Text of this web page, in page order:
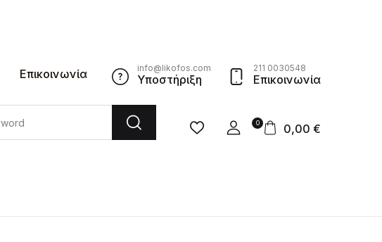
Επικοινωνία info@likofos.com
Υποστήριξη
211 0030548
Επικοινωνία
0 0,00 €